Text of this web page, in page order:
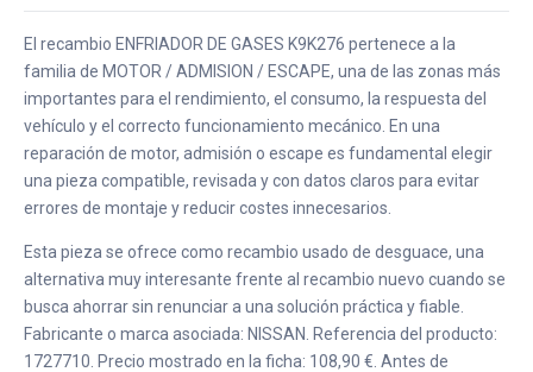
El recambio ENFRIADOR DE GASES K9K276 pertenece a la
familia de MOTOR / ADMISION / ESCAPE, una de las zonas más
importantes para el rendimiento, el consumo, la respuesta del
vehículo y el correcto funcionamiento mecánico. En una
reparación de motor, admisión o escape es fundamental elegir
una pieza compatible, revisada y con datos claros para evitar
errores de montaje y reducir costes innecesarios.
Esta pieza se ofrece como recambio usado de desguace, una
alternativa muy interesante frente al recambio nuevo cuando se
busca ahorrar sin renunciar a una solución práctica y fiable.
Fabricante o marca asociada: NISSAN. Referencia del producto:
1727710. Precio mostrado en la ficha: 108,90 €. Antes de